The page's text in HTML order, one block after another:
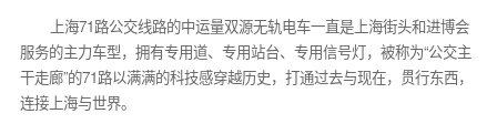
上海71路公交线路的中运量双源无轨电车一直是上海街头和进博会
服务的主力车型，拥有专用道、专用站台、专用信号灯，被称为“公交主
干走廊”的71路以满满的科技感穿越历史，打通过去与现在，贯行东西，
连接上海与世界。